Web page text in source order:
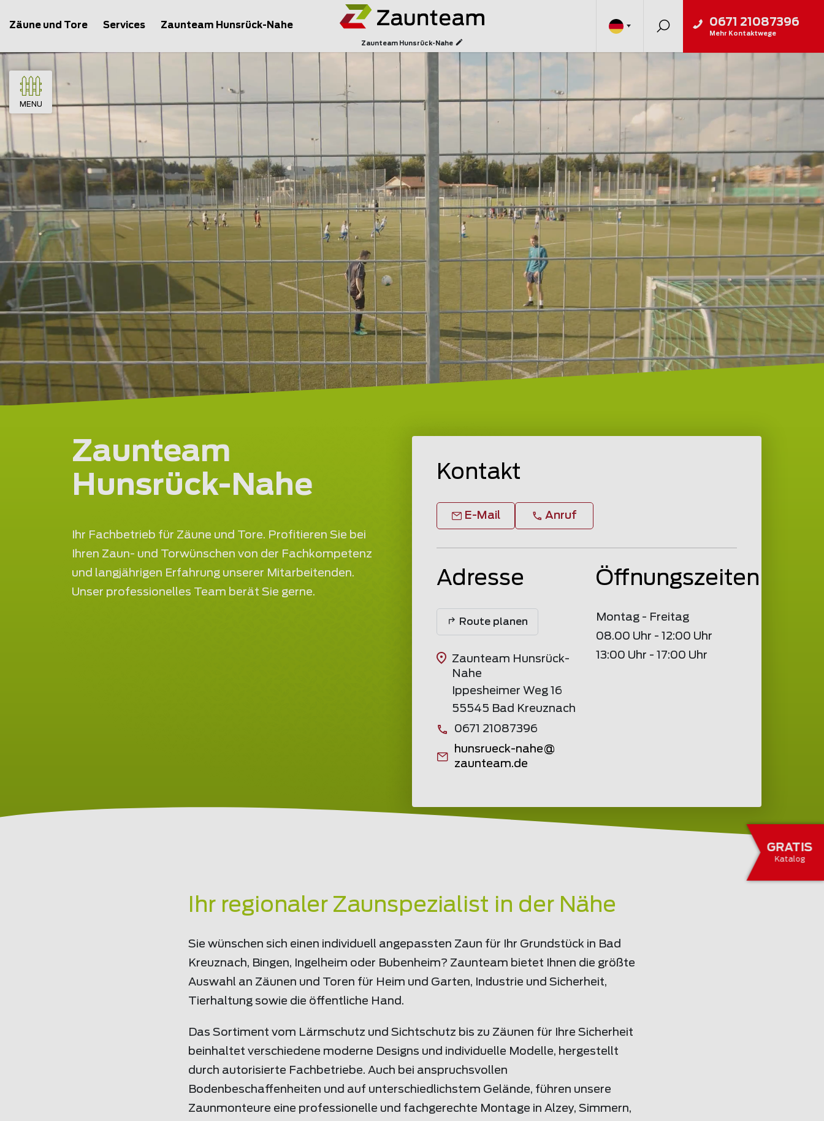
GRATIS
Katalog
Zäune und Tore Services Zaunteam Hunsrück-Nahe
Zaunteam Hunsrück-Nahe
0671 21087396
Mehr Kontaktwege
MENU
Zaunteam
Hunsrück-Nahe
Ihr Fachbetrieb für Zäune und Tore. Profitieren Sie bei
Ihren Zaun- und Torwünschen von der Fachkompetenz
und langjährigen Erfahrung unserer Mitarbeitenden.
Unser professionelles Team berät Sie gerne.
Kontakt
E-Mail Anruf
Adresse
Zaunteam Hunsrück-
Nahe
Ippesheimer Weg 16
55545 Bad Kreuznach
0671 21087396
hunsrueck-nahe@
zaunteam.de
Route planen
Öffnungszeiten
Montag - Freitag
08.00 Uhr - 12:00 Uhr
13:00 Uhr - 17:00 Uhr
Ihr regionaler Zaunspezialist in der Nähe
Sie wünschen sich einen individuell angepassten Zaun für Ihr Grundstück in Bad
Kreuznach, Bingen, Ingelheim oder Bubenheim? Zaunteam bietet Ihnen die größte
Auswahl an Zäunen und Toren für Heim und Garten, Industrie und Sicherheit,
Tierhaltung sowie die öffentliche Hand.
Das Sortiment vom Lärmschutz und Sichtschutz bis zu Zäunen für Ihre Sicherheit
beinhaltet verschiedene moderne Designs und individuelle Modelle, hergestellt
durch autorisierte Fachbetriebe. Auch bei anspruchsvollen
Bodenbeschaffenheiten und auf unterschiedlichstem Gelände, führen unsere
Zaunmonteure eine professionelle und fachgerechte Montage in Alzey, Simmern,